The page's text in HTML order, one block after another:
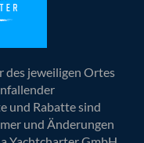
des jeweiligen Ortes
und Rabatte sind
und Änderungen